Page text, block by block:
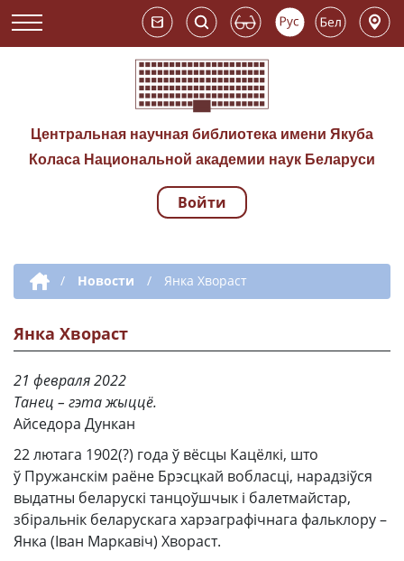
Центральная научная библиотека имени Якуба
Коласа Национальной академии наук Беларуси
Навигация по
Войти
Дополнительная навигация
/ Новости / Янка Хвораст
Янка Хвораст
21 февраля 2022
Танец – гэта жыццё.
Айседора Дункан
22 лютага 1902(?) года ў вёсцы Кацёлкі, што
ў Пружанскім раёне Брэсцкай вобласці, нарадзіўся
выдатны беларускі танцоўшчык і балетмайстар,
збіральнік беларускага харэаграфічнага фальклору –
Янка (Іван Маркавіч) Хвораст.